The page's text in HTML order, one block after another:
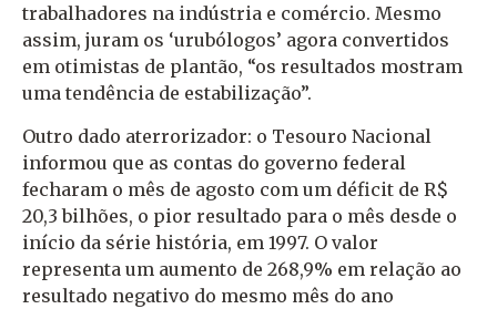
trabalhadores na indústria e comércio. Mesmo
assim, juram os ‘urubólogos’ agora convertidos
em otimistas de plantão, “os resultados mostram
uma tendência de estabilização”.
Outro dado aterrorizador: o Tesouro Nacional
informou que as contas do governo federal
fecharam o mês de agosto com um déficit de R$
20,3 bilhões, o pior resultado para o mês desde o
início da série história, em 1997. O valor
representa um aumento de 268,9% em relação ao
resultado negativo do mesmo mês do ano